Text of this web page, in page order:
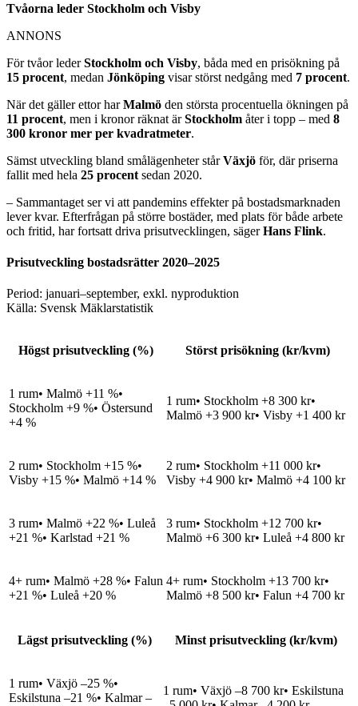
Tvåorna leder Stockholm och Visby
ANNONS
För tvåor lederStockholm och Visby, båda med en prisökning på
15 procent, medan Jönköping visar störst nedgång med 7 procent.
När det gäller ettor harMalmö den största procentuella ökningen på
11 procent, men i kronor räknat ärStockholm åter i topp – med 8
300 kronor mer per kvadratmeter.
Sämst utveckling bland smålägenheter stårVäxjö för, där priserna
fallit med hela 25 procent sedan 2020.
– Sammantaget ser vi att pandemins effekter på bostadsmarknaden
lever kvar. Efterfrågan på större bostäder, med plats för både arbete
och fritid, har fortsatt driva prisutvecklingen, sägerHans Flink.
Pris­utveckling bostadsrätter 2020–2025
Period: januari–september, exkl. nyproduktion
Källa: Svensk Mäklarstatistik
Högst prisutveckling (%) Störst prisökning (kr/kvm)
1 rum• Malmö +11 %•
Stockholm +9 %• Östersund
+4 %
1 rum• Stockholm +8 300 kr•
Malmö +3 900 kr• Visby +1 400 kr
2 rum• Stockholm +15 %•
Visby +15 %• Malmö +14 %
2 rum• Stockholm +11 000 kr•
Visby +4 900 kr• Malmö +4 100 kr
3 rum• Malmö +22 %• Luleå
+21 %• Karlstad +21 %
3 rum• Stockholm +12 700 kr•
Malmö +6 300 kr• Luleå +4 800 kr
4+ rum• Malmö +28 %• Falun
+21 %• Luleå +20 %
4+ rum• Stockholm +13 700 kr•
Malmö +8 500 kr• Falun +4 700 kr
Lägst prisutveckling (%) Minst prisutveckling (kr/kvm)
1 rum• Växjö –25 %•
Eskilstuna –21 %• Kalmar –
1 rum• Växjö –8 700 kr• Eskilstuna